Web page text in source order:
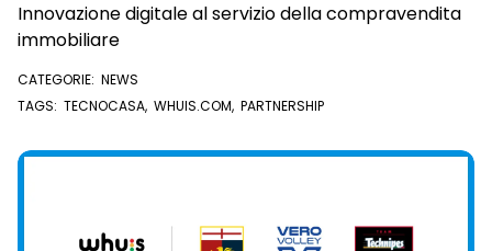
Innovazione digitale al servizio della compravendita
immobiliare
CATEGORIE: NEWS
TAGS: TECNOCASA, WHUIS.COM, PARTNERSHIP